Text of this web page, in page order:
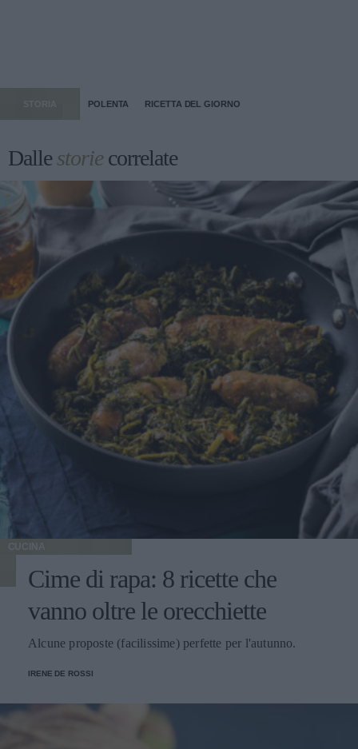
STORIA POLENTA RICETTA DEL GIORNO
Dallestoriecorrelate
CUCINA
Cime di rapa: 8 ricette che
vanno oltre le orecchiette
Alcune proposte (facilissime) perfette per l'autunno.
IRENE DE ROSSI